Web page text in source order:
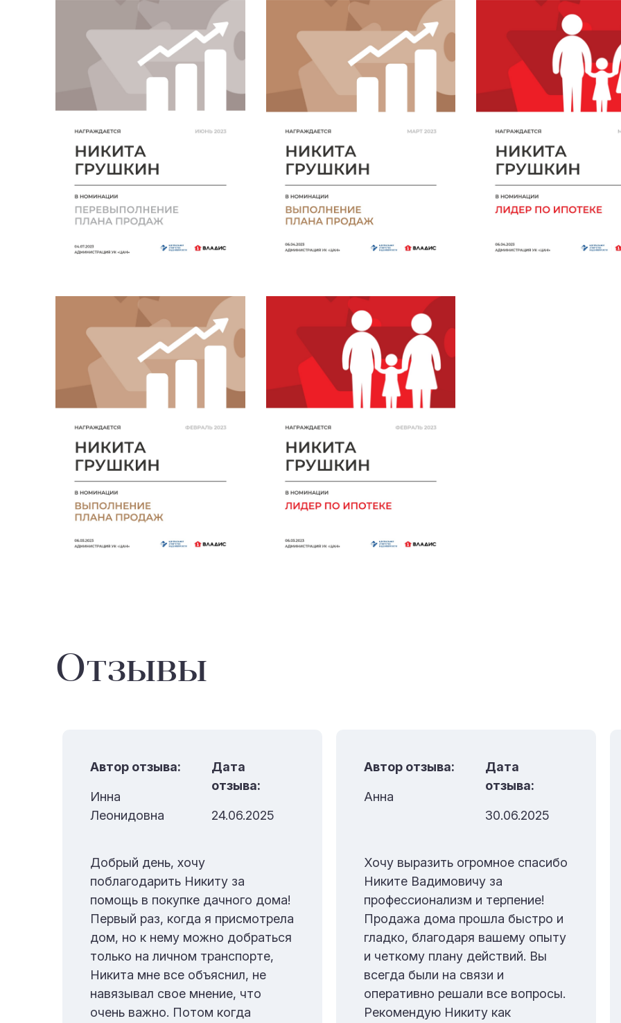
Отзывы
Автор отзыва:
Инна
Леонидовна
Дата
отзыва:
24.06.2025
Добрый день, хочу
поблагодарить Никиту за
помощь в покупке дачного дома!
Первый раз, когда я присмотрела
дом, но к нему можно добраться
только на личном транспорте,
Никита мне все объяснил, не
навязывал свое мнение, что
очень важно. Потом когда
Автор отзыва:
Анна
Дата
отзыва:
30.06.2025
Хочу выразить огромное спасибо
Никите Вадимовичу за
профессионализм и терпение!
Продажа дома прошла быстро и
гладко, благодаря вашему опыту
и четкому плану действий. Вы
всегда были на связи и
оперативно решали все вопросы.
Рекомендую Никиту как